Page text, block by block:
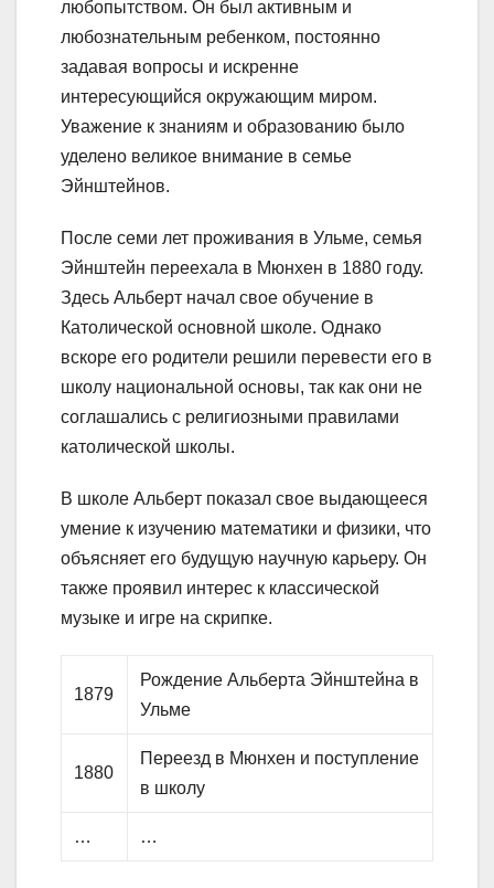
любопытством. Он был активным и
любознательным ребенком, постоянно
задавая вопросы и искренне
интересующийся окружающим миром.
Уважение к знаниям и образованию было
уделено великое внимание в семье
Эйнштейнов.
После семи лет проживания в Ульме, семья
Эйнштейн переехала в Мюнхен в 1880 году.
Здесь Альберт начал свое обучение в
Католической основной школе. Однако
вскоре его родители решили перевести его в
школу национальной основы, так как они не
соглашались с религиозными правилами
католической школы.
В школе Альберт показал свое выдающееся
умение к изучению математики и физики, что
объясняет его будущую научную карьеру. Он
также проявил интерес к классической
музыке и игре на скрипке.
1879
Рождение Альберта Эйнштейна в
Ульме
1880
Переезд в Мюнхен и поступление
в школу
… …